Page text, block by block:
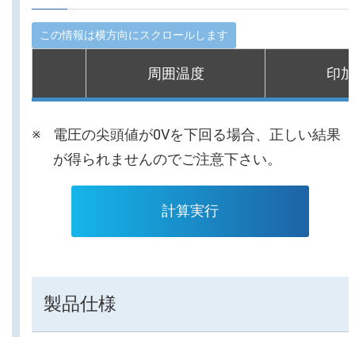
周囲温度 印
電圧の尖頭値が0Vを下回る場合、正しい結果
が得られませんのでご注意下さい。
計算実行
製品仕様